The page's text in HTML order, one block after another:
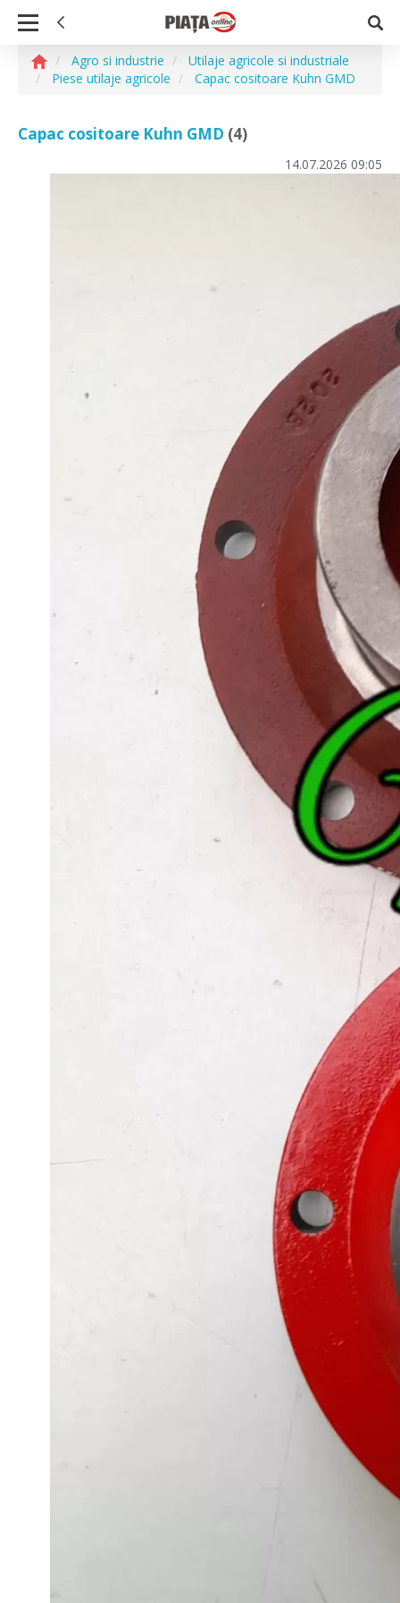
Agro si industrie
Utilaje agricole si industriale
Piese utilaje agricole
Capac cositoare Kuhn GMD
Capac cositoare Kuhn GMD (4)
14.07.2026 09:05